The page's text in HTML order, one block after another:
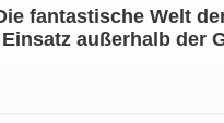
fantastische Welt
außerhalb der